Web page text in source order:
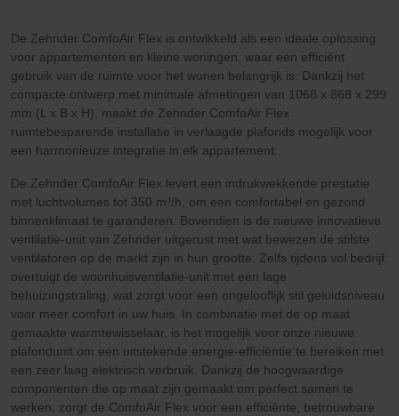
De Zehnder ComfoAir Flex is ontwikkeld als een ideale oplossing
voor appartementen en kleine woningen, waar een efficiënt
gebruik van de ruimte voor het wonen belangrijk is. Dankzij het
compacte ontwerp met minimale afmetingen van 1068 x 868 x 299
mm (L x B x H), maakt de Zehnder ComfoAir Flex
ruimtebesparende installatie in verlaagde plafonds mogelijk voor
een harmonieuze integratie in elk appartement.
De Zehnder ComfoAir Flex levert een indrukwekkende prestatie
met luchtvolumes tot 350 m³/h, om een comfortabel en gezond
binnenklimaat te garanderen. Bovendien is de nieuwe innovatieve
ventilatie-unit van Zehnder uitgerust met wat bewezen de stilste
ventilatoren op de markt zijn in hun grootte. Zelfs tijdens vol bedrijf
overtuigt de woonhuisventilatie-unit met een lage
behuizingstraling, wat zorgt voor een ongelooflijk stil geluidsniveau
voor meer comfort in uw huis. In combinatie met de op maat
gemaakte warmtewisselaar, is het mogelijk voor onze nieuwe
plafondunit om een uitstekende energie-efficiëntie te bereiken met
een zeer laag elektrisch verbruik. Dankzij de hoogwaardige
componenten die op maat zijn gemaakt om perfect samen te
werken, zorgt de ComfoAir Flex voor een efficiënte, betrouwbare